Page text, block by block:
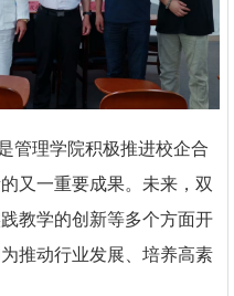
管理学院积极推进校企合
又一重要成果。未来，双
教学的创新等多个方面开
推动行业发展、培养高素